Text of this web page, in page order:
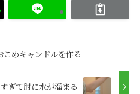
こめキャンドルを作る
ぎて肘に水が溜まる